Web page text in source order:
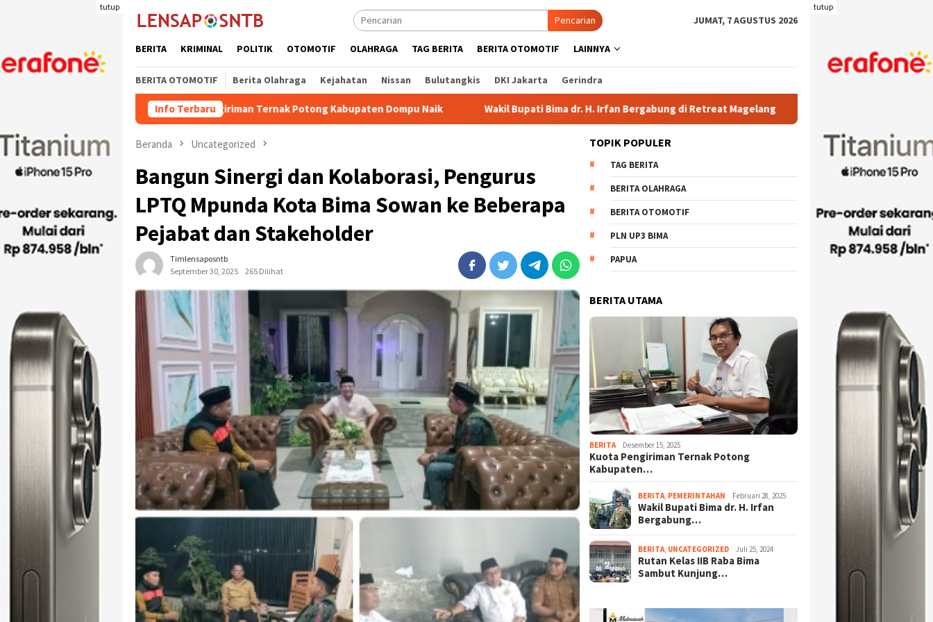
tutup tutup
Pencarian JUMAT, 7 AGUSTUS 2026
BERITA KRIMINAL POLITIK OTOMOTIF OLAHRAGA TAG BERITA BERITA OTOMOTIF LAINNYA
BERITA OTOMOTIF Berita Olahraga Kejahatan Nissan Bulutangkis DKI Jakarta Gerindra
Info Terbaru
Kuota Pengiriman Ternak Potong Kabupaten Dompu Naik Wakil Bupati Bima dr. H. Irfan Bergabung di Retreat Magelang Rutan Kelas IIB Raba Bima Sambut Kunjungan
Beranda Uncategorized
Bangun Sinergi dan Kolaborasi, Pengurus
LPTQ Mpunda Kota Bima Sowan ke Beberapa
Pejabat dan Stakeholder
Timlensaposntb
September 30, 2025
265 Dilihat
TOPIK POPULER
TAG BERITA
BERITA OLAHRAGA
BERITA OTOMOTIF
PLN UP3 BIMA
PAPUA
BERITA UTAMA
BERITA Desember 15, 2025
Kuota Pengiriman Ternak Potong
Kabupaten…
BERITA PEMERINTAHAN Februari 28, 2025
Wakil Bupati Bima dr. H. Irfan
Bergabung…
BERITA UNCATEGORIZED Juli 25, 2024
Rutan Kelas IIB Raba Bima
Sambut Kunjung…